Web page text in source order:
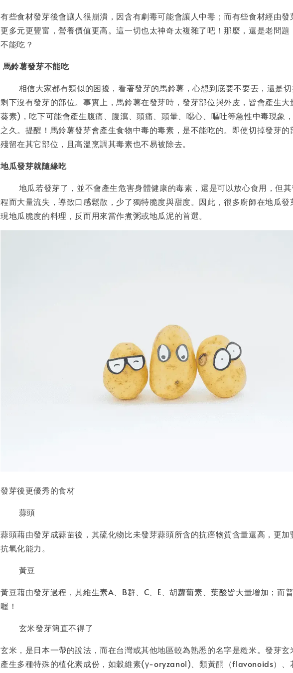
有些食材發芽後會讓人很崩潰，因含有劇毒可能會讓人中毒；而有些食材經由
更多元更豐富，營養價值更高。這一切也太神奇太複雜了吧！那麼，還是老問
不能吃？
馬鈴薯發芽不能吃
相信大家都有類似的困擾，看著發芽的馬鈴薯，心想到底要不要丟，還是切
剩下沒有發芽的部位。事實上，馬鈴薯在發芽時，發芽部位與外皮，皆會產生
葵素)，吃下可能會產生腹痛、腹瀉、頭痛、頭暈、噁心、嘔吐等急性中毒現象
之久。提醒！馬鈴薯發芽會產生食物中毒的毒素，是不能吃的。即使切掉發芽的
殘留在其它部位，且高溫烹調其毒素也不易被除去。
地瓜發芽就隨緣吃
地瓜若發芽了，並不會產生危害身體健康的毒素，還是可以放心食用，但其
程而大量流失，導致口感鬆散，少了獨特脆度與甜度。因此，很多廚師在地瓜發
現地瓜脆度的料理，反而用來當作煮粥或地瓜泥的首選。
發芽後更優秀的食材
蒜頭
蒜頭藉由發芽成蒜苗後，其硫化物比未發芽蒜頭所含的抗癌物質含量還高，更加
抗氧化能力。
黃豆
黃豆藉由發芽過程，其維生素A、B群、C、E、胡蘿蔔素、葉酸皆大量增加；而
喔！
玄米發芽簡直不得了
玄米，是日本一帶的說法，而在台灣或其他地區較為熟悉的名字是糙米。發芽玄
產生多種特殊的植化素成份，如穀維素(γ-oryzanol)、類黃酮（flavonoids）、